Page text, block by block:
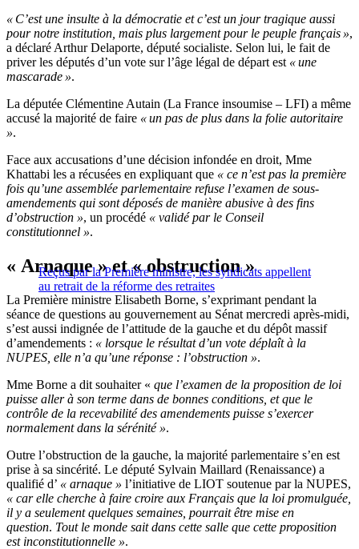
« C’est une insulte à la démocratie et c’est un jour tragique aussi
pour notre institution, mais plus largement pour le peuple français »,
a déclaré Arthur Delaporte, député socialiste. Selon lui, le fait de
priver les députés d’un vote sur l’âge légal de départ est « une
mascarade ».
La députée Clémentine Autain (La France insoumise – LFI) a même
accusé la majorité de faire « un pas de plus dans la folie autoritaire
».
Face aux accusations d’une décision infondée en droit, Mme
Khattabi les a récusées en expliquant que « ce n’est pas la première
fois qu’une assemblée parlementaire refuse l’examen de sous-
amendements qui sont déposés de manière abusive à des fins
d’obstruction », un procédé « validé par le Conseil
constitutionnel ».
Reçus par la Première ministre, les syndicats appellent
au retrait de la réforme des retraites
« Arnaque » et « obstruction »
La Première ministre Elisabeth Borne, s’exprimant pendant la
séance de questions au gouvernement au Sénat mercredi après-midi,
s’est aussi indignée de l’attitude de la gauche et du dépôt massif
d’amendements : « lorsque le résultat d’un vote déplaît à la
NUPES, elle n’a qu’une réponse : l’obstruction ».
Mme Borne a dit souhaiter « que l’examen de la proposition de loi
puisse aller à son terme dans de bonnes conditions, et que le
contrôle de la recevabilité des amendements puisse s’exercer
normalement dans la sérénité ».
Outre l’obstruction de la gauche, la majorité parlementaire s’en est
prise à sa sincérité. Le député Sylvain Maillard (Renaissance) a
qualifié d’ « arnaque » l’initiative de LIOT soutenue par la NUPES,
« car elle cherche à faire croire aux Français que la loi promulguée,
il y a seulement quelques semaines, pourrait être mise en
question. Tout le monde sait dans cette salle que cette proposition
est inconstitutionnelle ».